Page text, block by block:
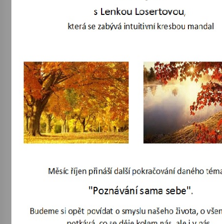
Jenakaši
Votavžatský ploty
23. 7. 2026
Letní koncerty ve Stromovce: Rufus Miller
22. 7. 2026
17. 7. 2026
14. 7. 2026